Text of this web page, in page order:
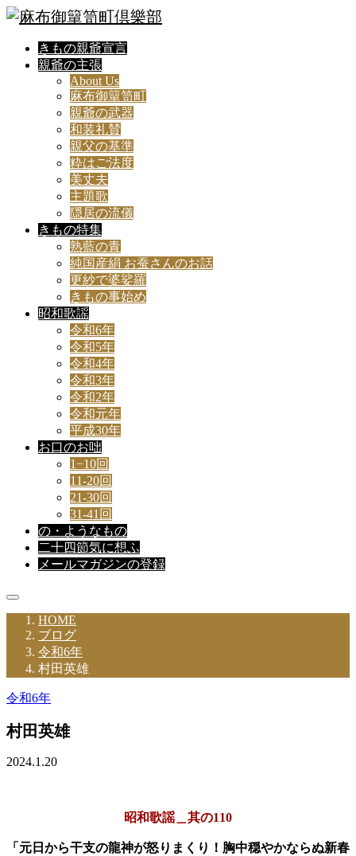
きもの親爺宣言
親爺の主張
About Us
麻布御簞笥町
親爺の武器
和装礼賛
親父の基準
粋はご法度
美丈夫
主題歌
隠居の流儀
きもの特集
熟藍の青
純国産絹 お蚕さんのお話
更紗で婆娑羅
きもの事始め
昭和歌謡
令和6年
令和5年
令和4年
令和3年
令和2年
令和元年
平成30年
お口のお咄
1−10回
11-20回
21-30回
31-41回
の・ようなもの
二十四節気に想ふ
メールマガジンの登録
HOME
ブログ
令和6年
村田英雄
令和6年
村田英雄
2024.1.20
昭和歌謡＿其の110
「元日から干支の龍神が怒りまくり！胸中穏やかならぬ新春